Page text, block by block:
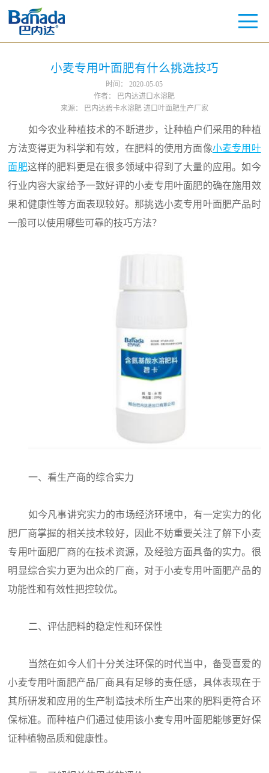
小麦专用叶面肥有什么挑选技巧
时间：
2020-05-05
作者：
巴内达进口水溶肥
来源：
巴内达碧卡水溶肥 进口叶面肥生产厂家
如今农业种植技术的不断进步，让种植户们采用的种植
方法变得更为科学和有效，在肥料的使用方面像小麦专用叶
面肥这样的肥料更是在很多领域中得到了大量的应用。如今
行业内容大家给予一致好评的小麦专用叶面肥的确在施用效
果和健康性等方面表现较好。那挑选小麦专用叶面肥产品时
一般可以使用哪些可靠的技巧方法？
一、看生产商的综合实力
如今凡事讲究实力的市场经济环境中，有一定实力的化
肥厂商掌握的相关技术较好，因此不妨重要关注了解下小麦
专用叶面肥厂商的在技术资源，及经验方面具备的实力。很
明显综合实力更为出众的厂商，对于小麦专用叶面肥产品的
功能性和有效性把控较优。
二、评估肥料的稳定性和环保性
当然在如今人们十分关注环保的时代当中，备受喜爱的
小麦专用叶面肥产品厂商具有足够的责任感，具体表现在于
其所研发和应用的生产制造技术所生产出来的肥料更符合环
保标准。而种植户们通过使用该小麦专用叶面肥能够更好保
证种植物品质和健康性。